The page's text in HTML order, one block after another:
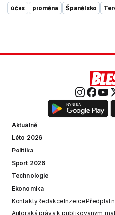
účes proměna Španělsko
Aktuálně
Léto 2026
Politika
Sport 2026
Technologie
Ekonomika
KontaktyRedakceInzerce
Autorská práva k publikovaným